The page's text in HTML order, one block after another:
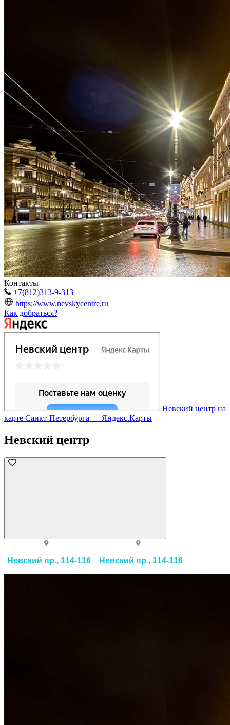
Контакты
+7(812)313-9-313
https://www.nevskycentre.ru
Как добраться?
Невский центр на
карте Санкт‑Петербурга — Яндекс.Карты
Невский центр
Невский пр., 114-116 Невский пр., 114-116